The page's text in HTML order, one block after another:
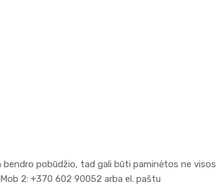
pobūdžio, tad gali būti paminėtos ne visos
2: +370 602 90052 arba el. paštu